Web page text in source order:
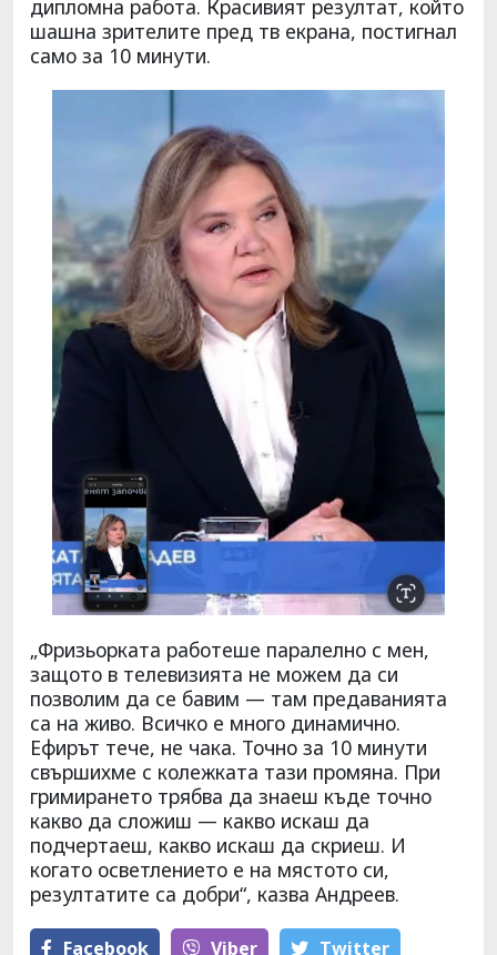
дипломна работа. Красивият резултат, който
шашна зрителите пред тв екрана, постигнал
само за 10 минути.
„Фризьорката работеше паралелно с мен,
защото в телевизията не можем да си
позволим да се бавим — там предаванията
са на живо. Всичко е много динамично.
Ефирът тече, не чака. Точно за 10 минути
свършихме с колежката тази промяна. При
гримирането трябва да знаеш къде точно
какво да сложиш — какво искаш да
подчертаеш, какво искаш да скриеш. И
когато осветлението е на мястото си,
резултатите са добри“, казва Андреев.
Facebook Viber Тwitter